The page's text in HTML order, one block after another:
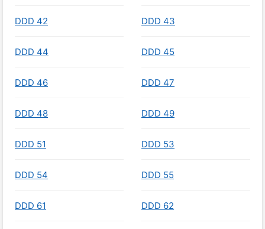
DDD 42 DDD 43
DDD 44 DDD 45
DDD 46 DDD 47
DDD 48 DDD 49
DDD 51 DDD 53
DDD 54 DDD 55
DDD 61 DDD 62